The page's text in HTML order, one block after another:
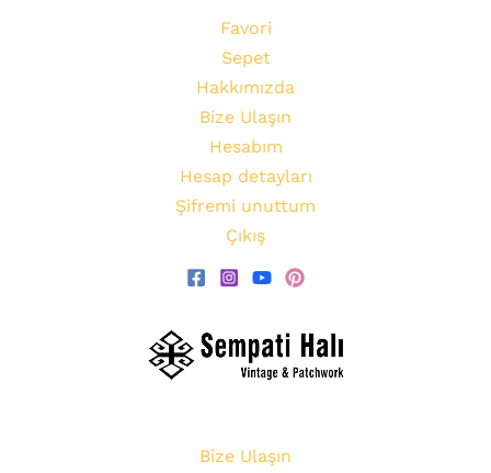
Favori
Sepet
Hakkımızda
Bize Ulaşın
Hesabım
Hesap detayları
Şifremi unuttum
Çıkış
Bize Ulaşın